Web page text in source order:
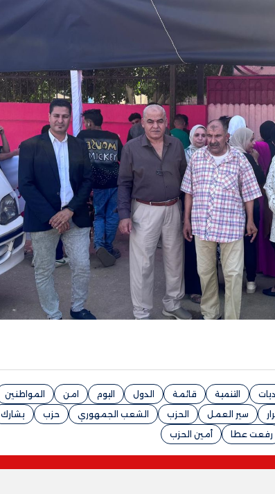
التنمية قائمة الدول اليوم امن
المواطنين
سير العمل الحزب الشعب الجمهوري حزب
يشارك
رفعت عطا أمين الحزب